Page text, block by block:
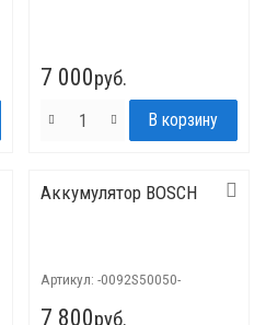
7 000руб.
Аккумулятор BOSCH
Артикул: -0092S50050-
7 800руб.